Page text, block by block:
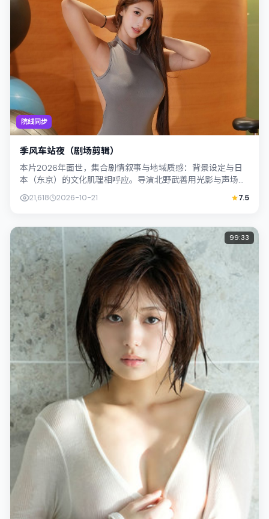
院线同步
季风车站夜（剧场剪辑）
本片2026年面世，集合剧情叙事与地域质感：背景设定与日
本（东京）的文化肌理相呼应。导演北野武善用光影与声场塑
造孤独感，梁朝伟饰演角色的抉择牵动...
21,618 2026-10-21 7.5
99:33